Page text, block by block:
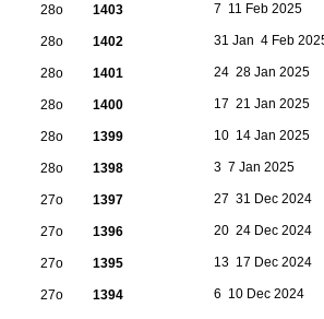
28ο 1403 7  11 Feb 2025
28ο 1402 31 Jan  4 Feb
28ο 1401 24  28 Jan 2025
28ο 1400 17  21 Jan 2025
28ο 1399 10  14 Jan 2025
28ο 1398 3  7 Jan 2025
27ο 1397 27  31 Dec 2024
27ο 1396 20  24 Dec 2024
27ο 1395 13  17 Dec 2024
27ο 1394 6  10 Dec 2024